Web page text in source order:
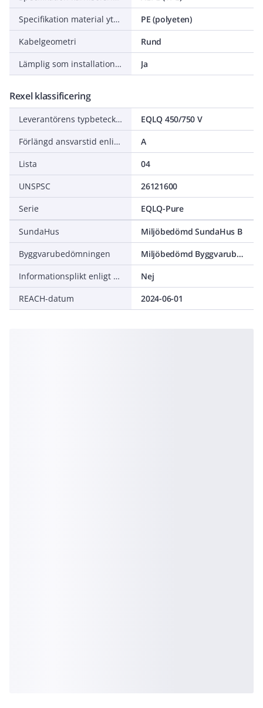
Specifikation material yttre mantel
PE (polyeten)
Kabelgeometri
Rund
Lämplig som installationskabel
Ja
Rexel klassificering
Leverantörens typbeteckning
EQLQ 450/750 V
Förlängd ansvarstid enligt ALEM-09
A
Lista
04
UNSPSC
26121600
Serie
EQLQ-Pure
SundaHus
Miljöbedömd SundaHus B
Byggvarubedömningen
Miljöbedömd Byggvarubedömning Accepteras
Informationsplikt enligt REACH
Nej
REACH-datum
2024-06-01